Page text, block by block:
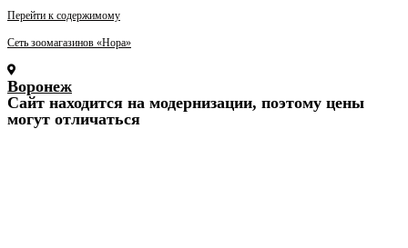
Перейти к содержимому
Сеть зоомагазинов «Нора»
Воронеж
Cайт находится на модернизации, поэтому цены
могут отличаться